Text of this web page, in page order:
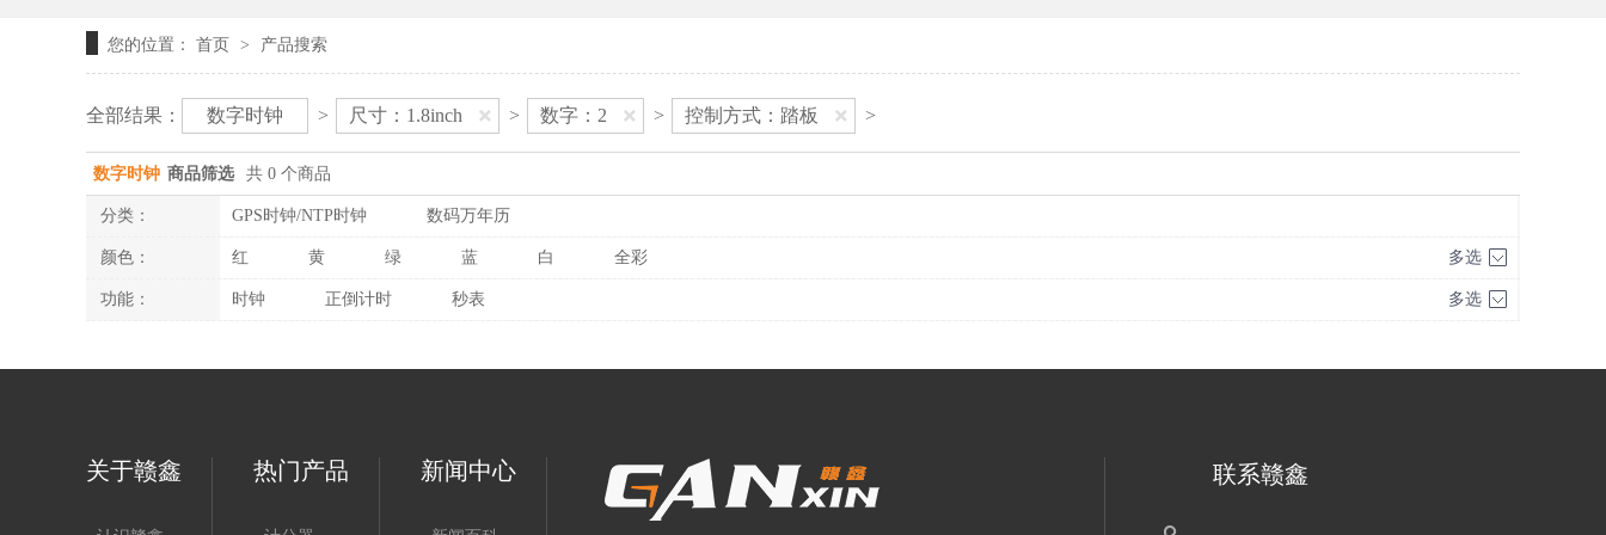
您的位置： 首页 > 产品搜索
全部结果： 数字时钟 > 尺寸：1.8inch > 数字：2 > 控制方式：踏板 >
数字时钟 商品筛选 共 0 个商品
分类： GPS时钟/NTP时钟 数码万年历
颜色： 红 黄 绿 蓝 白 全彩 多选
功能： 时钟 正倒计时 秒表 多选
关于赣鑫 热门产品 新闻中心 联系赣鑫